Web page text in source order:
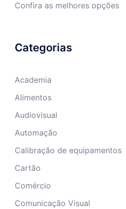
Confira as melhores opções
Categorias
Academia
Alimentos
Audiovisual
Automação
Calibração de equipamentos
Cartão
Comércio
Comunicação Visual